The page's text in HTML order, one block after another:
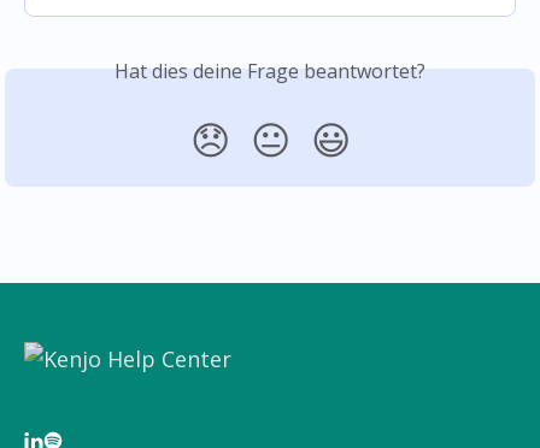
Hat dies deine Frage beantwortet?
😞 😐 😃